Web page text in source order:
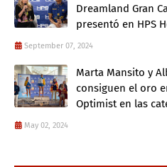
Dreamland Gran
presentó en HPS
September 07, 2024
Marta Mansito y
consiguen el oro
Optimist en las
May 02, 2024